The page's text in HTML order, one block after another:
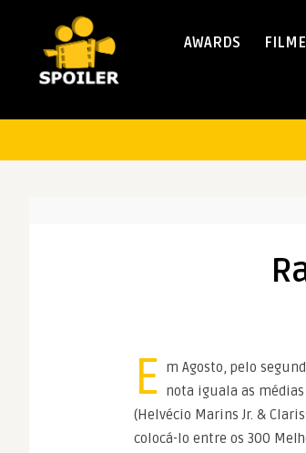
AWARDS
E
m Agosto, pelo
nota iguala as médias
(Helvécio Marins Jr. &
colocá-lo entre os 300